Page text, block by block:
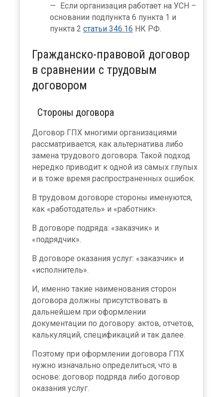
Если организация работает на УСН –
основании подпункта 6 пункта 1 и
пункта 2 статьи 346.16 НК РФ.
Гражданско-правовой договор
в сравнении с трудовым
договором
Стороны договора
Договор ГПХ многими организациями
рассматривается, как альтернатива либо
замена трудового договора. Такой подход
нередко приводит к одной из самых глупых
и в тоже время распространенных ошибок.
В трудовом договоре стороны именуются,
как «работодатель» и «работник».
В договоре подряда: «заказчик» и
«подрядчик».
В договоре оказания услуг: «заказчик» и
«исполнитель».
И, именно такие наименования сторон
договора должны присутствовать в
дальнейшем при оформлении
документации по договору: актов, отчетов,
калькуляций, спецификаций и так далее.
Поэтому при оформлении договора ГПХ
нужно изначально определиться, что в
основе: договор подряда либо договор
оказания услуг.